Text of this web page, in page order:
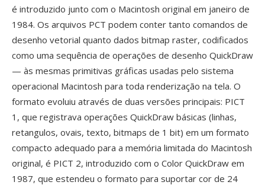
é introduzido junto com o Macintosh original em janeiro de
1984. Os arquivos PCT podem conter tanto comandos de
desenho vetorial quanto dados bitmap raster, codificados
como uma sequência de operações de desenho QuickDraw
— às mesmas primitivas gráficas usadas pelo sistema
operacional Macintosh para toda renderização na tela. O
formato evoluiu através de duas versões principais: PICT
1, que registrava operações QuickDraw básicas (linhas,
retangulos, ovais, texto, bitmaps de 1 bit) em um formato
compacto adequado para a memória limitada do Macintosh
original, é PICT 2, introduzido com o Color QuickDraw em
1987, que estendeu o formato para suportar cor de 24